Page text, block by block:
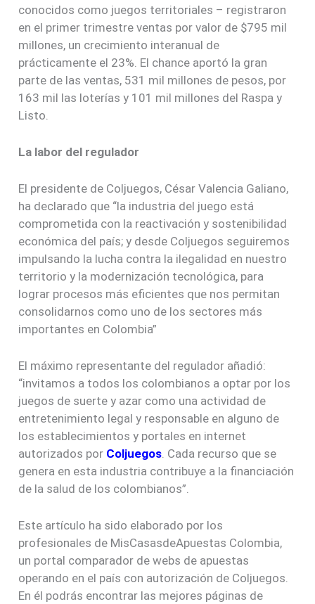
conocidos como juegos territoriales – registraron
en el primer trimestre ventas por valor de $795 mil
millones, un crecimiento interanual de
prácticamente el 23%. El chance aportó la gran
parte de las ventas, 531 mil millones de pesos, por
163 mil las loterías y 101 mil millones del Raspa y
Listo.
La labor del regulador
El presidente de Coljuegos, César Valencia Galiano,
ha declarado que “la industria del juego está
comprometida con la reactivación y sostenibilidad
económica del país; y desde Coljuegos seguiremos
impulsando la lucha contra la ilegalidad en nuestro
territorio y la modernización tecnológica, para
lograr procesos más eficientes que nos permitan
consolidarnos como uno de los sectores más
importantes en Colombia”
El máximo representante del regulador añadió:
“invitamos a todos los colombianos a optar por los
juegos de suerte y azar como una actividad de
entretenimiento legal y responsable en alguno de
los establecimientos y portales en internet
autorizados por Coljuegos. Cada recurso que se
genera en esta industria contribuye a la financiación
de la salud de los colombianos”.
Este artículo ha sido elaborado por los
profesionales de MisCasasdeApuestas Colombia,
un portal comparador de webs de apuestas
operando en el país con autorización de Coljuegos.
En él podrás encontrar las mejores páginas de